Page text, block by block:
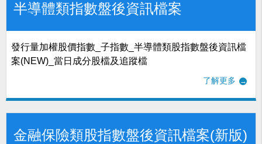
半導體類指數盤後資訊檔案
發行量加權股價指數_子指數_半導體類股指數盤後資訊檔
案(NEW)_當日成分股檔及追蹤檔
了解更多
金融保險類股指數盤後資訊檔案(新版)